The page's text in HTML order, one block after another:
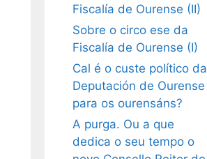
Fiscalía de Ourense (II)
Sobre o circo ese da
Fiscalía de Ourense (I)
Cal é o custe político da
Deputación de Ourense
para os ourensáns?
A purga. Ou a que
dedica o seu tempo o